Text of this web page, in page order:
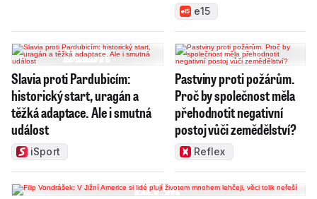
e15
Slavia proti Pardubicím:
historický start, uragán a
těžká adaptace. Ale i smutná
událost
iSport
Pastviny proti požárům.
Proč by společnost měla
přehodnotit negativní
postoj vůči zemědělství?
Reflex